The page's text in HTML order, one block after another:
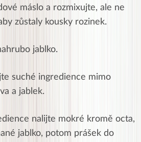
máslo a rozmixujte, ale ne
zůstaly kousky rozinek.
jablko.
suché ingredience mimo
a jablek.
nalijte mokré kromě octa,
jablko, potom prášek do